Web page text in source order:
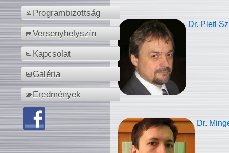
Programbizottság
Versenyhelyszín
Kapcsolat
Galéria
Eredmények
Dr. Pletl
Dr.